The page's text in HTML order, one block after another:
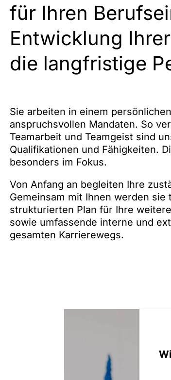
für Ihren
Entwicklung
die langfristige
Sie arbeiten in einem
anspruchsvollen Mandaten. So
Teamarbeit und Teamgeist sind
Qualifikationen und Fähigkeiten.
besonders im Fokus.
Von Anfang an begleiten Ihre
Gemeinsam mit Ihnen werden
strukturierten Plan für Ihre
sowie umfassende interne und
gesamten Karrierewegs.